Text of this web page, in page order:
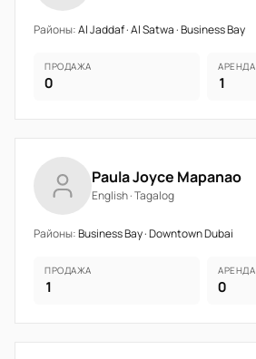
Районы:Al Jaddaf · Al Satwa · Business Bay
ПРОДАЖА
0
АРЕНДА
1
Paula Joyce Mapanao
English · Tagalog
Районы:Business Bay · Downtown Dubai
ПРОДАЖА
1
АРЕНДА
0